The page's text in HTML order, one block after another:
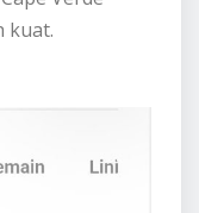
kuat.